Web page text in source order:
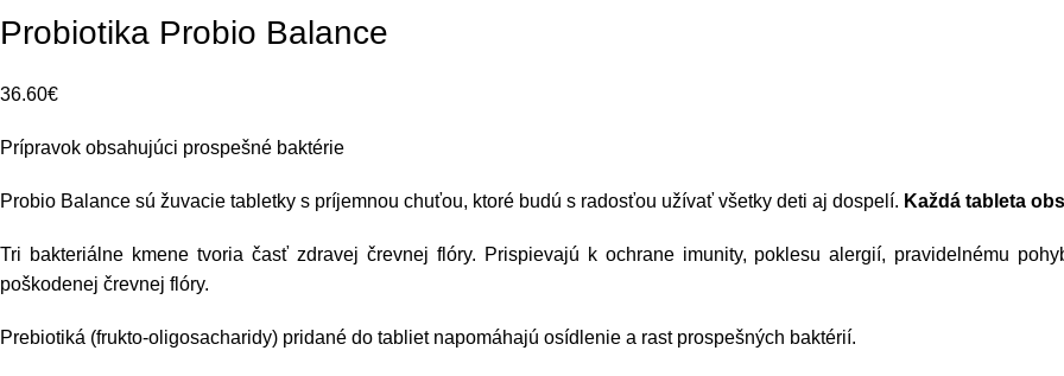
Probiotika Probio Balance
36.60€
Prípravok obsahujúci prospešné baktérie
Probio Balance sú žuvacie tabletky s príjemnou chuťou, ktoré budú s radosťou užívať všetky deti aj dospelí. Každá tableta
Tri bakteriálne kmene tvoria časť zdravej črevnej flóry. Prispievajú k ochrane imunity, poklesu alergií, pravidelnému
poškodenej črevnej flóry.
Prebiotiká (frukto-oligosacharidy) pridané do tabliet napomáhajú osídlenie a rast prospešných baktérií.